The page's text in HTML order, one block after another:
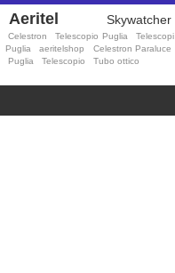
Aeritel Skywatcher
Celestron Telescopio Puglia
Telescopi
Puglia
aeritelshop
Celestron Paraluce
Puglia
Telescopio Tubo ottico